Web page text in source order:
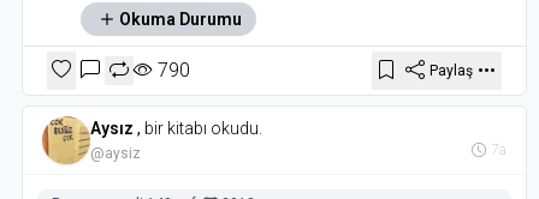
Okuma Durumu
790 Paylaş
Aysız , bir kitabı okudu.
@aysiz 7a